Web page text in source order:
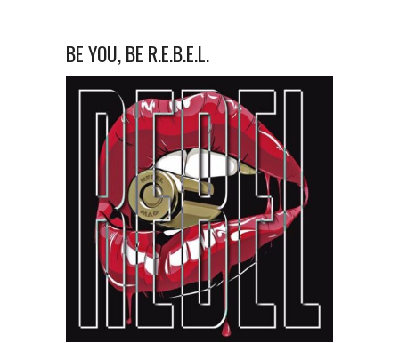
BE YOU, BE R.E.B.E.L.